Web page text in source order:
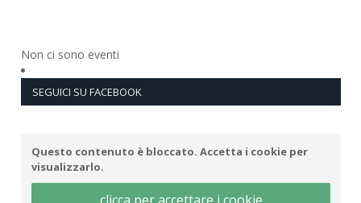
Non ci sono eventi
SEGUICI SU FACEBOOK
Questo contenuto è bloccato. Accetta i cookie per
visualizzarlo.
clicca per accettare i cookie